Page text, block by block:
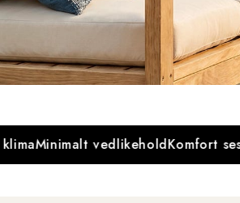
Minimalt vedlikeholdKomfort